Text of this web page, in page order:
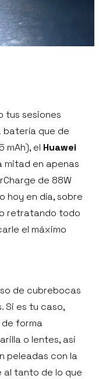
tus sesiones
que de
mAh), el Huawei
mitad en apenas
de 88W
hoy en día, sobre
retratando todo
el máximo
de cubrebocas
Si es tu caso,
forma
o lentes, así
peleadas con la
tanto de lo que